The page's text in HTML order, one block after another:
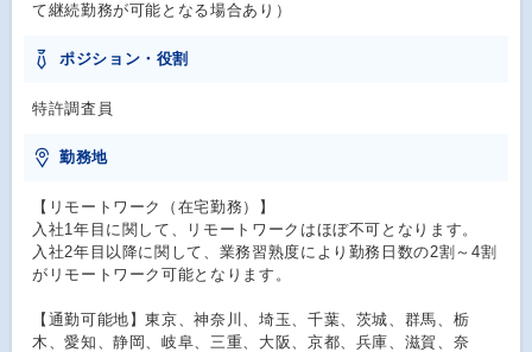
て継続勤務が可能となる場合あり）
ポジション・役割
特許調査員
勤務地
【リモートワーク（在宅勤務）】
入社1年目に関して、リモートワークはほぼ不可となります。
入社2年目以降に関して、業務習熟度により勤務日数の2割～4割
がリモートワーク可能となります。
【通勤可能地】東京、神奈川、埼玉、千葉、茨城、群馬、栃
木、愛知、静岡、岐阜、三重、大阪、京都、兵庫、滋賀、奈